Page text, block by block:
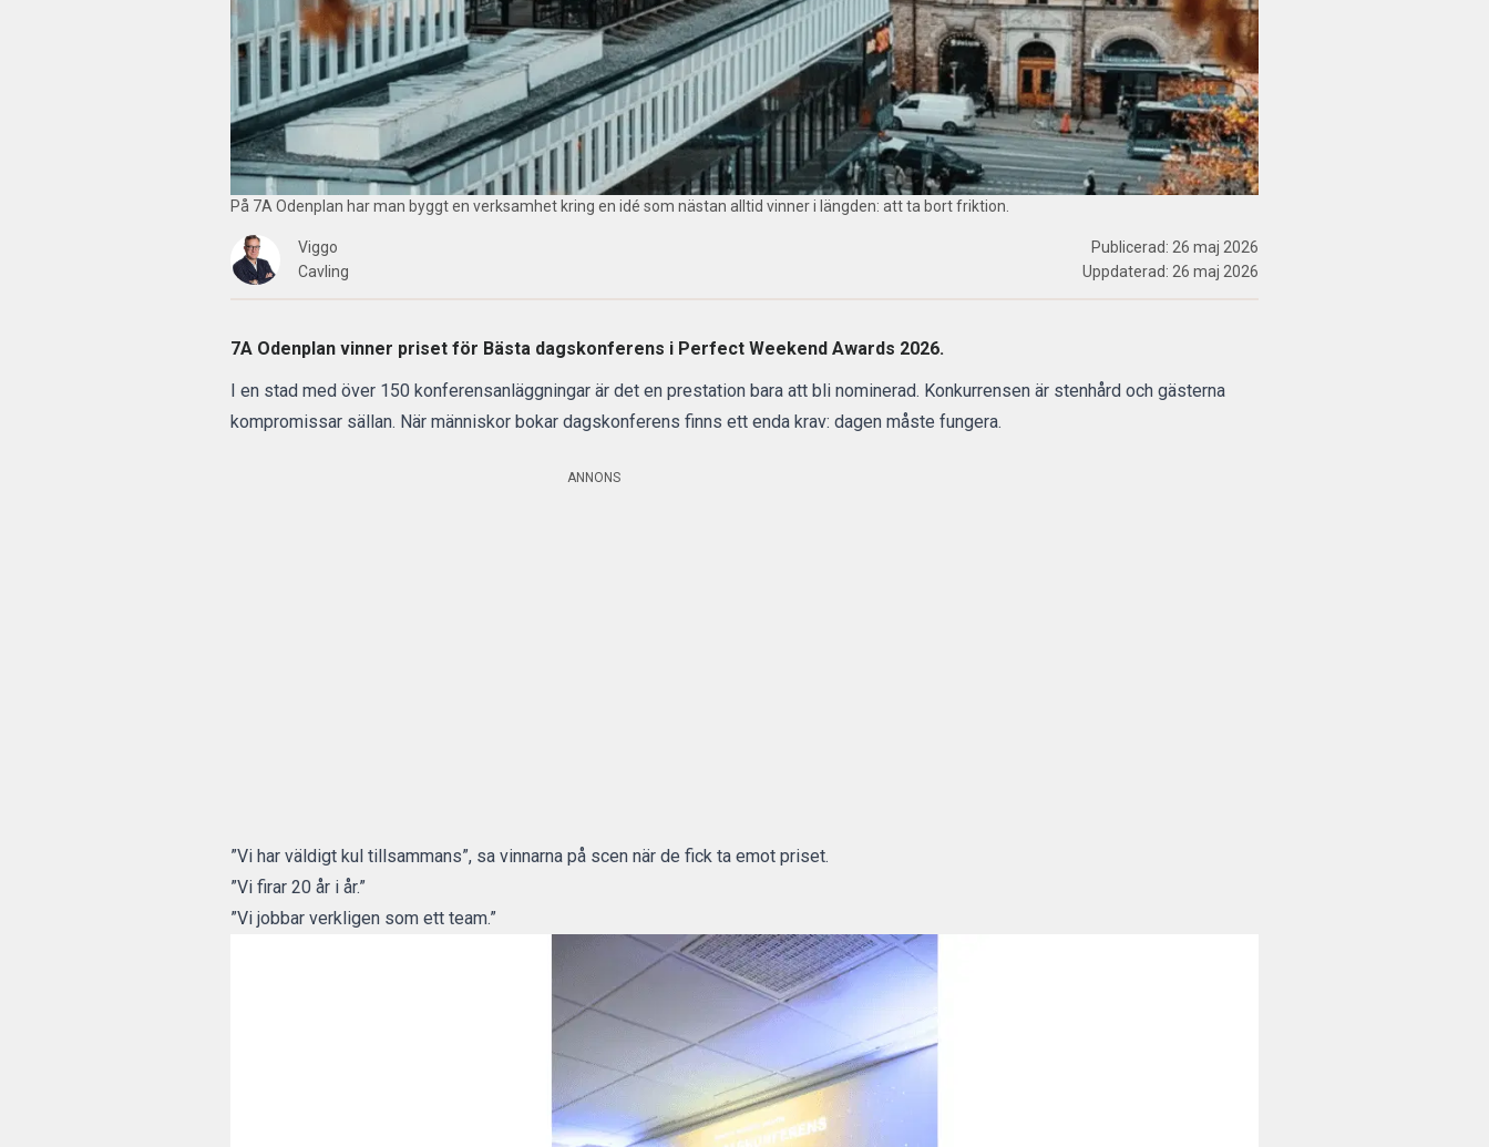
På 7A Odenplan har man byggt en verksamhet kring en idé som nästan alltid vinner i längden: att ta bort friktion.
Viggo
Cavling
Publicerad: 26 maj 2026
Uppdaterad: 26 maj 2026
7A Odenplan vinner priset för Bästa dagskonferens i Perfect Weekend Awards 2026.
I en stad med över 150 konferensanläggningar är det en prestation bara att bli nominerad. Konkurrensen är stenhård och gästerna
kompromissar sällan. När människor bokar dagskonferens finns ett enda krav: dagen måste fungera.
ANNONS
”Vi har väldigt kul tillsammans”, sa vinnarna på scen när de fick ta emot priset.
”Vi firar 20 år i år.”
”Vi jobbar verkligen som ett team.”